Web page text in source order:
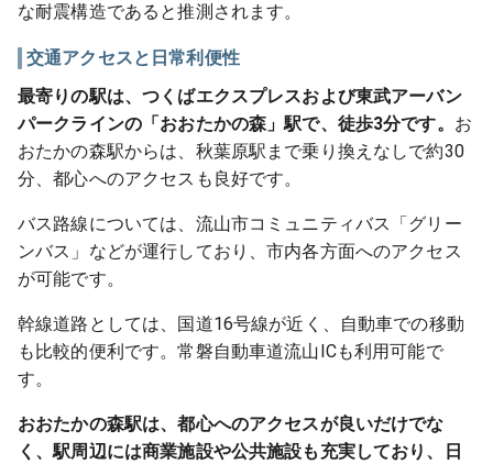
な耐震構造であると推測されます。
交通アクセスと日常利便性
最寄りの駅は、つくばエクスプレスおよび東武アーバン
パークラインの「おおたかの森」駅で、徒歩3分です。 お
おたかの森駅からは、秋葉原駅まで乗り換えなしで約30
分、都心へのアクセスも良好です。
バス路線については、流山市コミュニティバス「グリー
ンバス」などが運行しており、市内各方面へのアクセス
が可能です。
幹線道路としては、国道16号線が近く、自動車での移動
も比較的便利です。常磐自動車道流山ICも利用可能で
す。
おおたかの森駅は、都心へのアクセスが良いだけでな
く、駅周辺には商業施設や公共施設も充実しており、日